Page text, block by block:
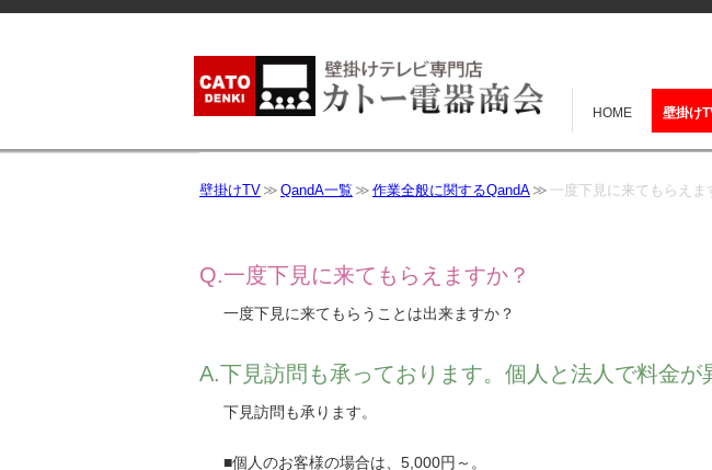
HOME 壁掛け
壁掛けTV QandA一覧 作業全般に関するQandA 一度下見に来てもらえま
一度下見に来てもらえますか？
一度下見に来てもらうことは出来ますか？
下見訪問も承っております。個人と法人で料金が
下見訪問も承ります。
■個人のお客様の場合は、5,000円～。